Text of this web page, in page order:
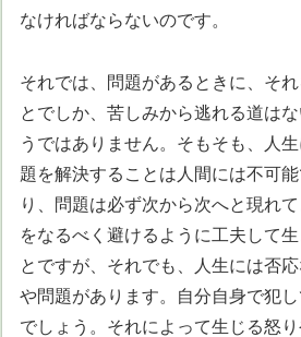
なければならないのです。
それでは、問題があるときに、そ
とでしか、苦しみから逃れる道は
うではありません。そもそも、人
題を解決することは人間には不可
り、問題は必ず次から次へと現れ
をなるべく避けるように工夫して
とですが、それでも、人生には否
や問題があります。自分自身で犯
でしょう。それによって生じる怒